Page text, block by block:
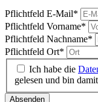
Pflichtfeld E-Mail*
Pflichtfeld Vorname*
Pflichtfeld Nachname*
Pflichtfeld Ort*
Ich habe die
gelesen und bin
Absenden